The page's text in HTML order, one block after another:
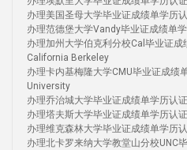
办理美国圣母大学毕业证成绩单学历
办理范德堡大学Vandy毕业证成绩单
办理加州大学伯克利分校Cal毕业证
California Berkeley
办理卡内基梅隆大学CMU毕业证成绩
University
办理乔治城大学毕业证成绩单学历认
办理塔夫斯大学毕业证成绩单学历认
办理维克森林大学毕业证成绩单学历
办理北卡罗来纳大学教堂山分校UNC